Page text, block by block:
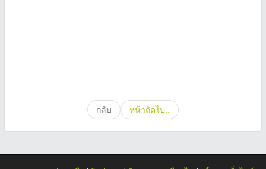
กลับ หน้าถัดไป..